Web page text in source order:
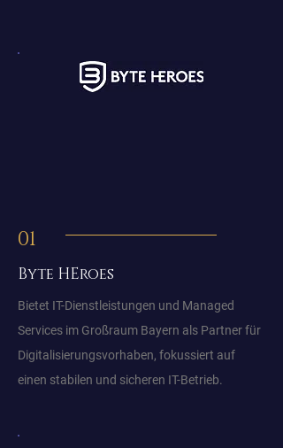
01
Byte HEroes
Bietet IT-Dienstleistungen und Managed
Services im Großraum Bayern als Partner für
Digitalisierungsvorhaben, fokussiert auf
einen stabilen und sicheren IT-Betrieb.